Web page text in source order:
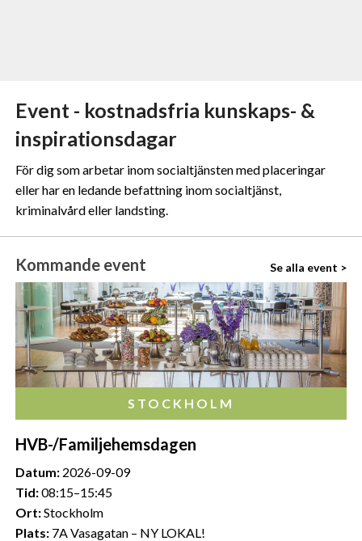
Event - kostnadsfria kunskaps- &
inspirationsdagar
För dig som arbetar inom socialtjänsten med placeringar
eller har en ledande befattning inom socialtjänst,
kriminalvård eller landsting.
Kommande event Se alla event >
STOCKHOLM
HVB-/Familjehemsdagen
Datum:2026-09-09
Tid:08:15–15:45
Ort:Stockholm
Plats:7A Vasagatan – NY LOKAL!